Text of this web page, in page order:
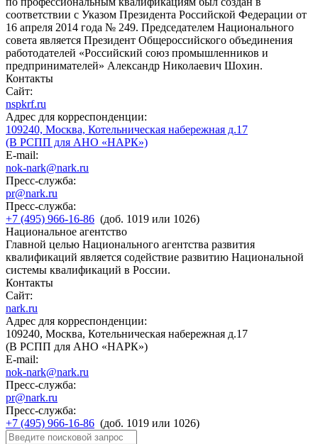
соответствии с Указом Президента Российской Федерации от
16 апреля 2014 года № 249. Председателем Национального
совета является Президент Общероссийского объединения
работодателей «Российский союз промышленников и
предпринимателей» Александр Николаевич Шохин.
Контакты
Сайт:
nspkrf.ru
Адрес для корреспонденции:
109240, Москва, Котельническая набережная д.17
(В РСПП для АНО «НАРК»)
E-mail:
nok-nark@nark.ru
Пресс-служба:
pr@nark.ru
Пресс-служба:
+7 (495) 966-16-86 (доб. 1019 или 1026)
Национальное агентство
Главной целью Национального агентства развития
квалификаций является содействие развитию Национальной
системы квалификаций в России.
Контакты
Сайт:
nark.ru
Адрес для корреспонденции:
109240, Москва, Котельническая набережная д.17
(В РСПП для АНО «НАРК»)
E-mail:
nok-nark@nark.ru
Пресс-служба:
pr@nark.ru
Пресс-служба:
+7 (495) 966-16-86 (доб. 1019 или 1026)